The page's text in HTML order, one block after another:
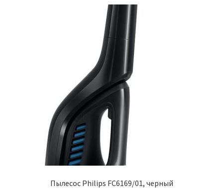
Пылесос Philips FC6169/01, черный